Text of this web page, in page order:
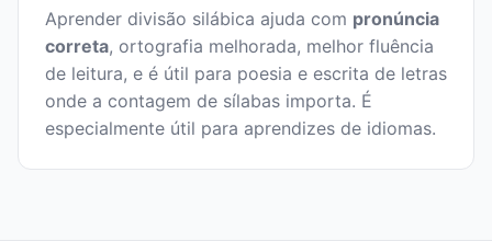
Aprender divisão silábica ajuda com pronúncia
correta, ortografia melhorada, melhor fluência
de leitura, e é útil para poesia e escrita de letras
onde a contagem de sílabas importa. É
especialmente útil para aprendizes de idiomas.